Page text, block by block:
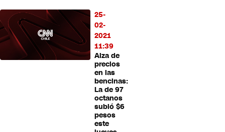
25-
02-
2021
11:39
Alza de
precios
en las
bencinas:
La de 97
octanos
subió $6
pesos
este